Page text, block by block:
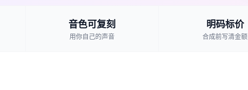
音色可复刻
用你自己的声音
明码标价
合成前写清金额